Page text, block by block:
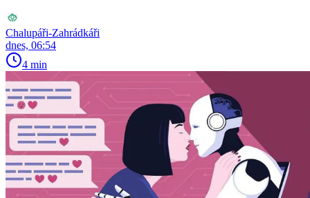
Chalupáři-Zahrádkáři
dnes, 06:54
4 min